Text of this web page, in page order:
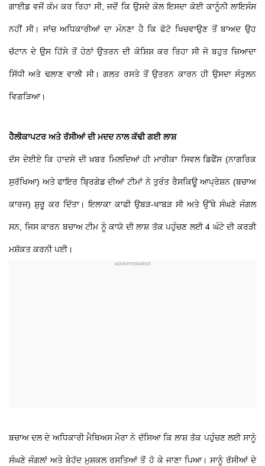
ਗਾਈਡ ਵਜੋਂ ਕੰਮ ਕਰ ਰਿਹਾ ਸੀ, ਜਦੋਂ ਕਿ ਉਸਦੇ ਕੋਲ ਇਸਦਾ ਕੋਈ ਕਾਨੂੰਨੀ ਲਾਇਸੰਸ
ਨਹੀਂ ਸੀ। ਜਾਂਚ ਅਧਿਕਾਰੀਆਂ ਦਾ ਮੰਨਣਾ ਹੈ ਕਿ ਫੋਟੋ ਖਿਚਵਾਉਣ ਤੋਂ ਬਾਅਦ ਉਹ
ਚੱਟਾਨ ਦੇ ਉਸ ਹਿੱਸੇ ਤੋਂ ਹੇਠਾਂ ਉਤਰਨ ਦੀ ਕੋਸ਼ਿਸ਼ ਕਰ ਰਿਹਾ ਸੀ ਜੋ ਬਹੁਤ ਜ਼ਿਆਦਾ
ਸਿੱਧੀ ਅਤੇ ਢਲਾਣ ਵਾਲੀ ਸੀ। ਗਲਤ ਰਸਤੇ ਤੋਂ ਉਤਰਨ ਕਾਰਨ ਹੀ ਉਸਦਾ ਸੰਤੁਲਨ
ਵਿਗੜਿਆ।
ਹੈਲੀਕਾਪਟਰ ਅਤੇ ਰੱਸੀਆਂ ਦੀ ਮਦਦ ਨਾਲ ਕੱਢੀ ਗਈ ਲਾਸ਼
ਦੱਸ ਦੇਈਏ ਕਿ ਹਾਦਸੇ ਦੀ ਖ਼ਬਰ ਮਿਲਦਿਆਂ ਹੀ ਮਾਰੀਕਾ ਸਿਵਲ ਡਿਫੈਂਸ (ਨਾਗਰਿਕ
ਸੁਰੱਖਿਆ) ਅਤੇ ਫਾਇਰ ਬ੍ਰਿਗੇਡ ਦੀਆਂ ਟੀਮਾਂ ਨੇ ਤੁਰੰਤ ਰੈਸਕਿਊ ਆਪ੍ਰੇਸ਼ਨ (ਬਚਾਅ
ਕਾਰਜ) ਸ਼ੁਰੂ ਕਰ ਦਿੱਤਾ। ਇਲਾਕਾ ਕਾਫੀ ਉਬੜ-ਖਾਬੜ ਸੀ ਅਤੇ ਉੱਥੇ ਸੰਘਣੇ ਜੰਗਲ
ਸਨ, ਜਿਸ ਕਾਰਨ ਬਚਾਅ ਟੀਮ ਨੂੰ ਕਾਯੋ ਦੀ ਲਾਸ਼ ਤੱਕ ਪਹੁੰਚਣ ਲਈ 4 ਘੰਟੇ ਦੀ ਕਰੜੀ
ਮਸ਼ੱਕਤ ਕਰਨੀ ਪਈ।
ਬਚਾਅ ਦਲ ਦੇ ਅਧਿਕਾਰੀ ਮੈਥਿਅਸ ਮੌਰਾ ਨੇ ਦੱਸਿਆ ਕਿ ਲਾਸ਼ ਤੱਕ ਪਹੁੰਚਣ ਲਈ ਸਾਨੂੰ
ਸੰਘਣੇ ਜੰਗਲਾਂ ਅਤੇ ਬੇਹੱਦ ਮੁਸ਼ਕਲ ਰਸਤਿਆਂ ਤੋਂ ਹੋ ਕੇ ਜਾਣਾ ਪਿਆ। ਸਾਨੂੰ ਰੱਸੀਆਂ ਦੇ